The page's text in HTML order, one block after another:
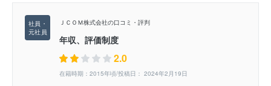
ＪＣＯＭ株式会社の口コミ・評判
年収、評価制度
2.0
在籍時期：2015年頃/投稿日： 2024年2月19日